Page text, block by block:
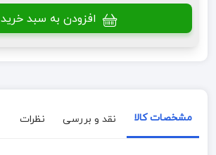
افزودن به سبد خرید
مشخصات کالا نقد و بررسی نظرات